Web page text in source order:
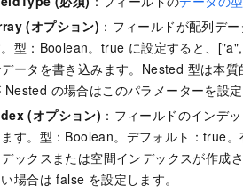
(オプション) ：フィールドが配列デ
型：Boolean。true に設定すると、
ータを書き込みます。Nested 型は本
Nested の場合はこのパラメーターを設定
(オプション) ：フィールドのインデ
ます。型：Boolean。デフォルト：true
ックスまたは空間インデックスが作成
場合は false を設定します。